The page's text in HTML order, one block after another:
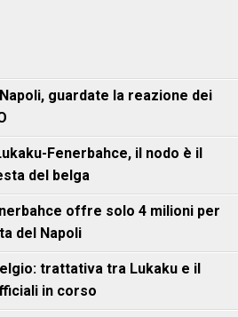
guardate la reazione dei
Fenerbahce, il nodo è il
del belga
offre solo 4 milioni per
del Napoli
trattativa tra Lukaku e il
in corso